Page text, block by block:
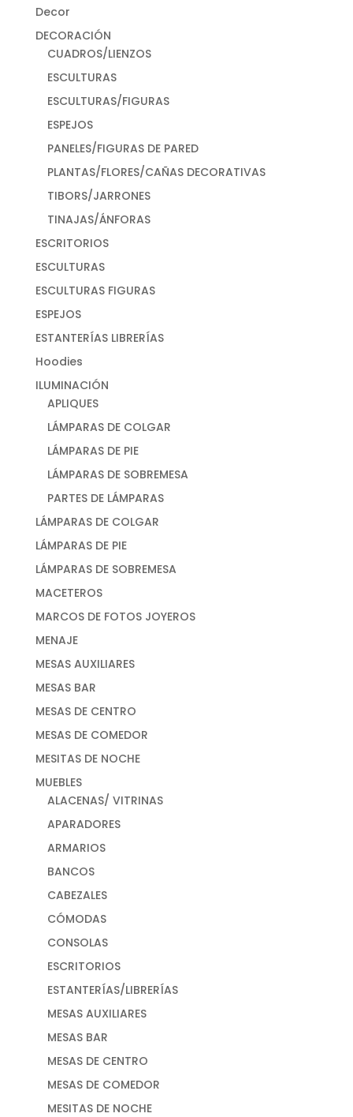
Decor
DECORACIÓN
CUADROS/LIENZOS
ESCULTURAS
ESCULTURAS/FIGURAS
ESPEJOS
PANELES/FIGURAS DE PARED
PLANTAS/FLORES/CAÑAS DECORATIVAS
TIBORS/JARRONES
TINAJAS/ÁNFORAS
ESCRITORIOS
ESCULTURAS
ESCULTURAS FIGURAS
ESPEJOS
ESTANTERÍAS LIBRERÍAS
Hoodies
ILUMINACIÓN
APLIQUES
LÁMPARAS DE COLGAR
LÁMPARAS DE PIE
LÁMPARAS DE SOBREMESA
PARTES DE LÁMPARAS
LÁMPARAS DE COLGAR
LÁMPARAS DE PIE
LÁMPARAS DE SOBREMESA
MACETEROS
MARCOS DE FOTOS JOYEROS
MENAJE
MESAS AUXILIARES
MESAS BAR
MESAS DE CENTRO
MESAS DE COMEDOR
MESITAS DE NOCHE
MUEBLES
ALACENAS/ VITRINAS
APARADORES
ARMARIOS
BANCOS
CABEZALES
CÓMODAS
CONSOLAS
ESCRITORIOS
ESTANTERÍAS/LIBRERÍAS
MESAS AUXILIARES
MESAS BAR
MESAS DE CENTRO
MESAS DE COMEDOR
MESITAS DE NOCHE